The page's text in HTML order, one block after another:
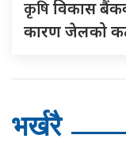
कृषिविकास
कारण जेलको
भर्खरै